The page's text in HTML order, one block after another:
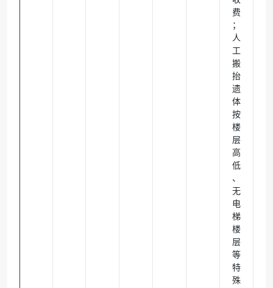
费
；
人
工
搬
抬
遗
体
按
楼
层
高
低
、
无
电
梯
楼
层
等
特
殊